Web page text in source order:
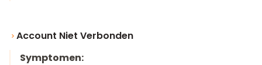
Account Niet Verbonden
Symptomen: